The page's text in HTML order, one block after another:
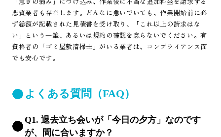
悪質業者も存在します。どんなに急いでいても、作業開始前に必
ず総額が記載された見積書を受け取り、「これ以上の請求はな
い」という一筆、あるいは規約の確認を怠らないでください。有
資格者の「ゴミ屋敷清掃士」がいる業者は、コンプライアンス面
でも安心です。
よくある質問（FAQ）
Q1. 退去立ち会いが「今日の夕方」なのです
が、間に合いますか？